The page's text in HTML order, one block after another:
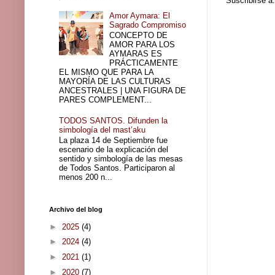
Amor Aymara: El
Sagrado Compromiso
CONCEPTO DE
AMOR PARA LOS
AYMARAS ES
PRÁCTICAMENTE
EL MISMO QUE PARA LA
MAYORÍA DE LAS CULTURAS
ANCESTRALES | UNA FIGURA DE
PARES COMPLEMENT...
TODOS SANTOS. Difunden la
simbología del mast’aku
La plaza 14 de Septiembre fue
escenario de la explicación del
sentido y simbología de las mesas
de Todos Santos. Participaron al
menos 200 n...
Archivo del blog
► 2025 (4)
► 2024 (4)
► 2021 (1)
► 2020 (7)